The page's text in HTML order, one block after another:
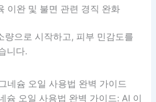
이완 및 불면 관련 경직 완화
량으로 시작하고, 피부 민감도를
니다.
슘 오일 사용법 완벽 가이드: AI 이